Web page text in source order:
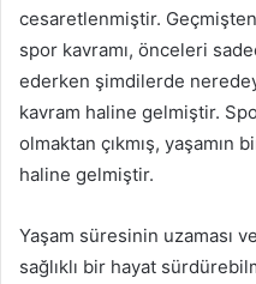
cesaretlenmiştir.
spor kavramı, önceleri
ederken şimdilerde
kavram haline gelmiştir.
olmaktan çıkmış, yaşamın
haline gelmiştir.
Yaşam süresinin uzaması
sağlıklı bir hayat